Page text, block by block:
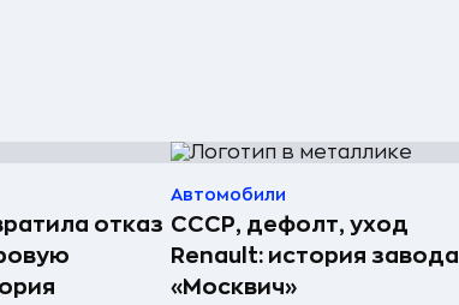
отказ
Автомобили
СССР, дефолт, уход
Renault: история завода
«Москвич»